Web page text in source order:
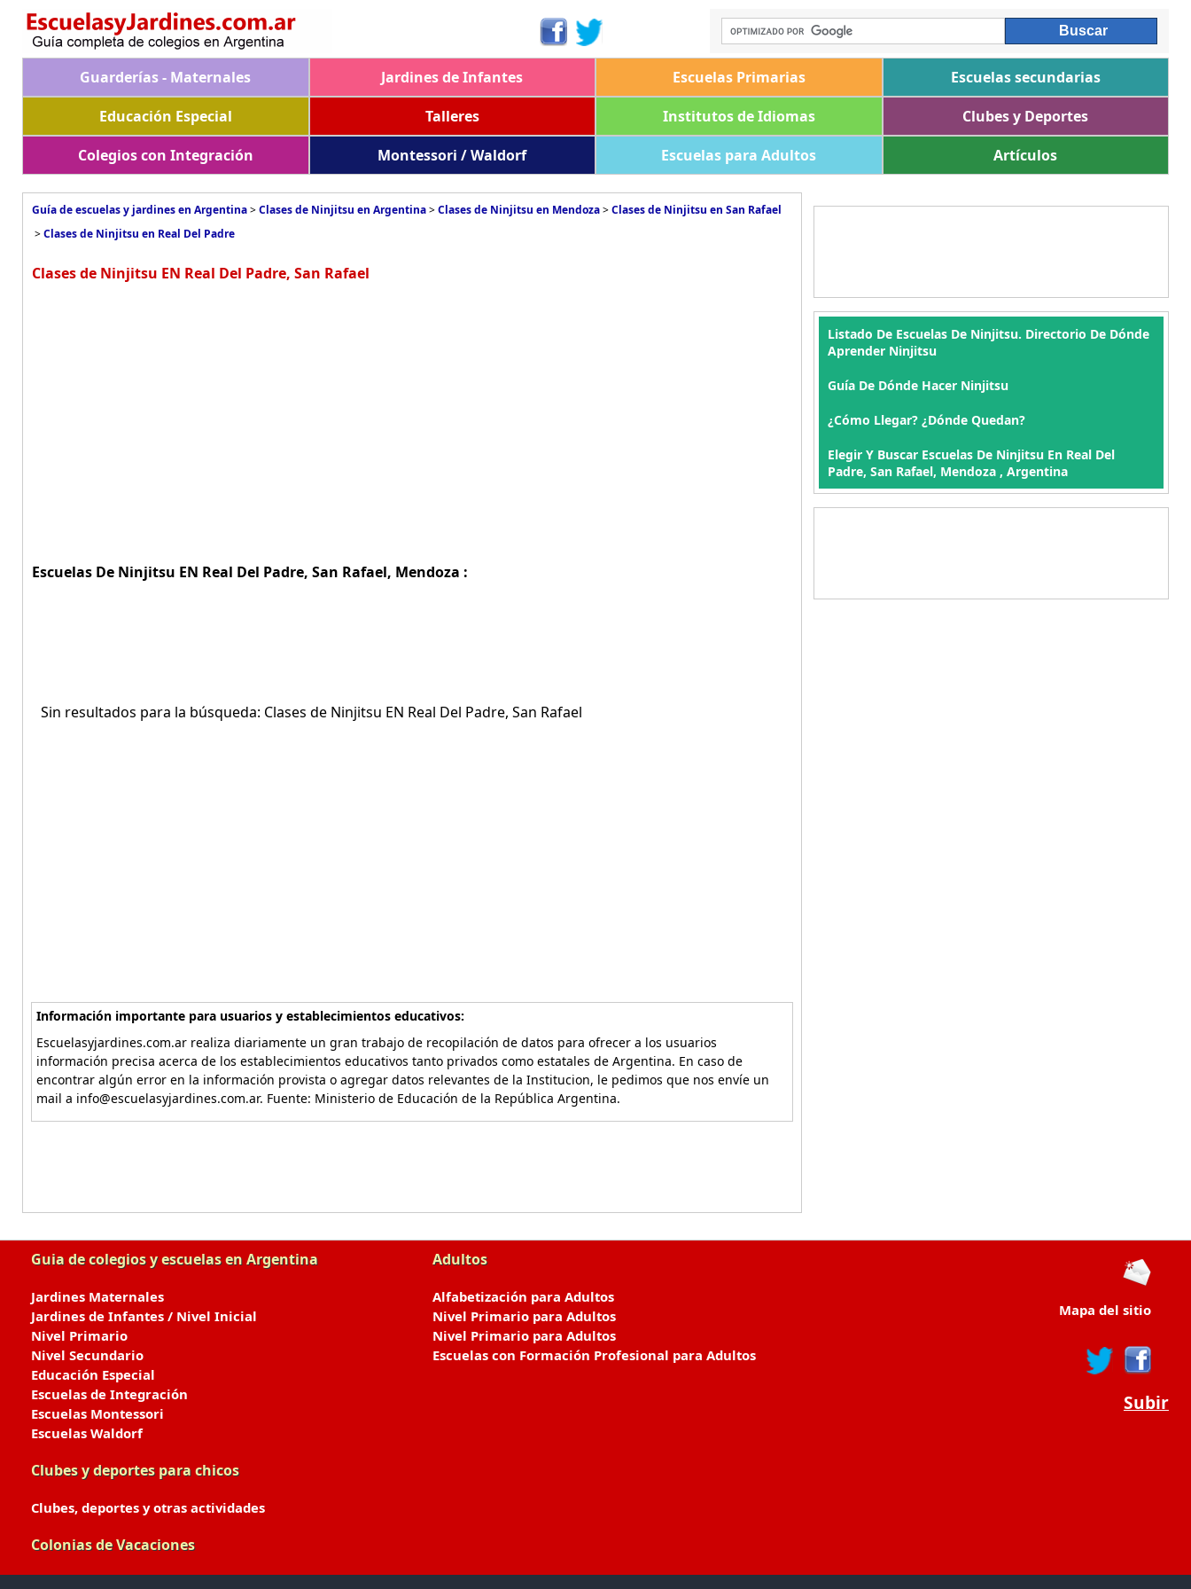
Guarderías - Maternales Jardines de Infantes Escuelas Primarias
Escuelas secundarias
Educación Especial
Talleres Institutos de Idiomas
Clubes y Deportes
Colegios con Integración
Montessori / Waldorf Escuelas para Adultos Artículos
Guía de escuelas y jardines en Argentina>Clases de Ninjitsu en Argentina>Clases de Ninjitsu en Mendoza>Clases de Ninjitsu en San Rafael
>Clases de Ninjitsu en Real Del Padre
Clases de Ninjitsu EN Real Del Padre, San Rafael
Escuelas De Ninjitsu EN Real Del Padre, San Rafael, Mendoza :
Sin resultados para la búsqueda: Clases de Ninjitsu EN Real Del Padre, San Rafael
Información importante para usuarios y establecimientos educativos:
Escuelasyjardines.com.ar realiza diariamente un gran trabajo de recopilación de datos para ofrecer a los usuarios
información precisa acerca de los establecimientos educativos tanto privados como estatales de Argentina. En caso de
encontrar algún error en la información provista o agregar datos relevantes de la Institucion, le pedimos que nos envíe un
mail a info@escuelasyjardines.com.ar. Fuente: Ministerio de Educación de la República Argentina.
Listado De Escuelas De Ninjitsu. Directorio De Dónde
Aprender Ninjitsu
Guía De Dónde Hacer Ninjitsu
¿Cómo Llegar? ¿Dónde Quedan?
Elegir Y Buscar Escuelas De Ninjitsu En Real Del
Padre, San Rafael, Mendoza , Argentina
Guia de colegios y escuelas en Argentina
Jardines Maternales
Jardines de Infantes / Nivel Inicial
Nivel Primario
Nivel Secundario
Educación Especial
Escuelas de Integración
Escuelas Montessori
Escuelas Waldorf
Clubes y deportes para chicos
Clubes, deportes y otras actividades
Colonias de Vacaciones
Adultos
Alfabetización para Adultos
Nivel Primario para Adultos
Nivel Primario para Adultos
Escuelas con Formación Profesional para Adultos
Mapa del sitio
Subir